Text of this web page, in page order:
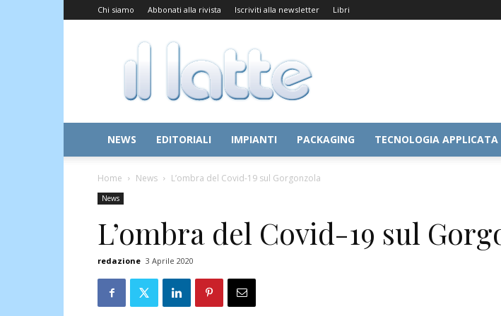
Chi siamo Abbonati alla rivista Iscriviti alla newsletter Libri
Il
Latte
NEWS EDITORIALI IMPIANTI PACKAGING TECNOLOGIA APPLICATA
Home News L’ombra del Covid-19 sul Gorgonzola
News
L’ombra del Covid-19 sul
redazione 3 Aprile 2020